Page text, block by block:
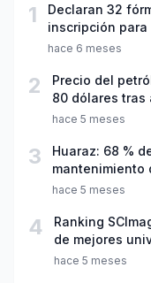
1
Declaran 32
inscripción
hace 6 meses
2
Precio del
80 dólares tras
hace 5 meses
3
Huaraz: 68 %
mantenimiento
año escolar
hace 5 meses
4
Ranking
de mejores
hace 5 meses